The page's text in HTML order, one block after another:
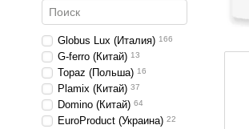
Globus Lux (Италия) 166
G-ferro (Китай) 13
Topaz (Польша) 16
Plamix (Китай) 37
Domino (Китай) 64
EuroProduct (Украина) 22